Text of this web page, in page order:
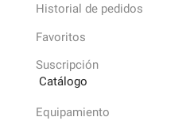
Historial de pedidos
Favoritos
Suscripción
Catálogo
Equipamiento